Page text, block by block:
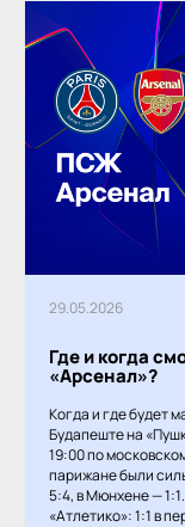
29.05.2026
Где и когда
«Арсенал»?
Когда и где будет
Будапеште на
19:00 по
парижане были
5:4, в Мюнхене —
«Атлетико»: 1:1 в